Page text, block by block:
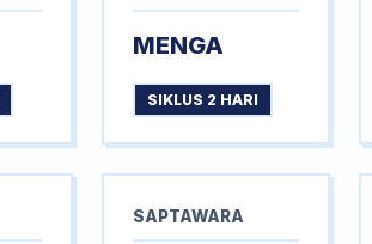
MENGA
SIKLUS 2 HARI
SAPTAWARA